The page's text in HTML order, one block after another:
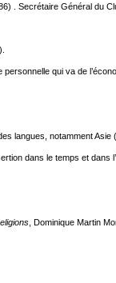
. Secrétaire Général du
qui va de
langues, notamment Asie
dans le temps et dans
, Dominique Martin